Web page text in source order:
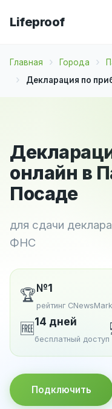
Lifeproof
Главная Города
Декларация по
онлайн в
Посаде
для сдачи
ФНС
🏆№1
рейтинг
🆓14 дней
бесплатный доступ
Подключить